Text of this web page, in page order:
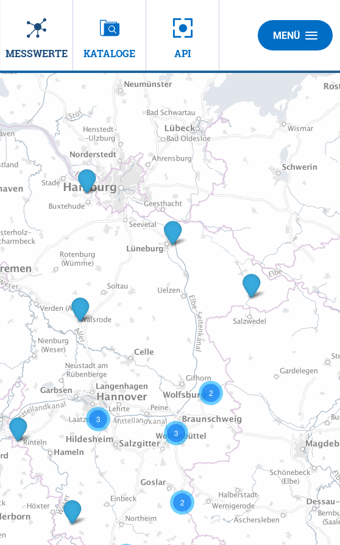
MESSWERTE KATALOGE API
MENÜ